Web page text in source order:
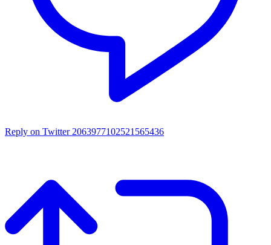
Reply on Twitter 2063977102521565436